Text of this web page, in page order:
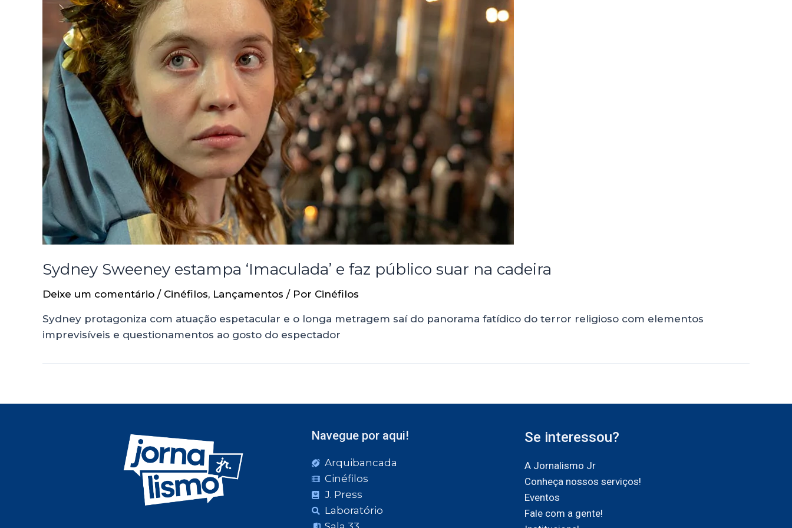
Sydney Sweeney estampa ‘Imaculada’ e faz público suar na cadeira
Deixe um comentário / Cinéfilos, Lançamentos / Por Cinéfilos
Sydney protagoniza com atuação espetacular e o longa metragem saí do panorama fatídico do terror religioso com elementos
imprevisíveis e questionamentos ao gosto do espectador
Navegue por aqui!
Arquibancada
Cinéfilos
J. Press
Laboratório
Se interessou?
A Jornalismo Jr
Conheça nossos serviços!
Eventos
Fale com a gente!